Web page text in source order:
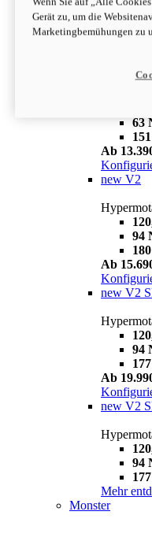
63
Ab
63
Ab
new V2
94
Ab
new V2
94
Ab
new V2
94
Mehr
Monster
Gerät zu, um die
Marketingbemühungen zu